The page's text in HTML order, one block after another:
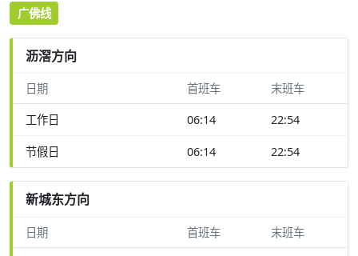
广佛线
沥滘方向
日期 首班车 末班车
工作日 06:14 22:54
节假日 06:14 22:54
新城东方向
日期 首班车 末班车